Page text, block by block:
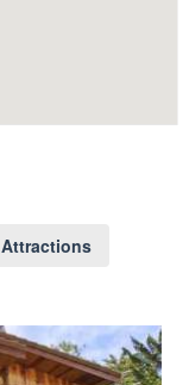
Attractions